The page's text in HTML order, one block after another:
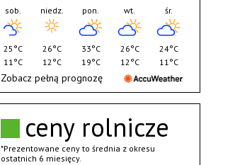
ceny rolnicze
*Prezentowane ceny to średnia z okresu
ostatnich 6 miesięcy.
sob.
25°C
11°C
niedz.
26°C
12°C
pon.
33°C
19°C
wt.
26°C
12°C
śr.
24°C
11°C
Zobacz pełną prognozę